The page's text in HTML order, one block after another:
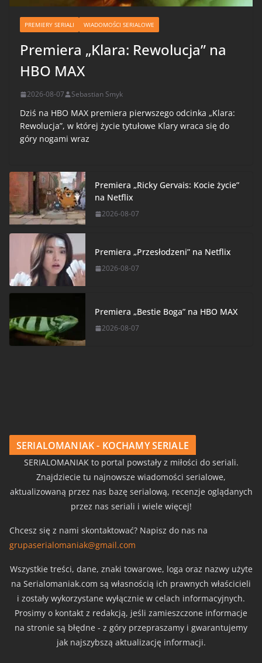
PREMIERY SERIALI WIADOMOŚCI SERIALOWE
Premiera „Klara: Rewolucja” na
HBO MAX
2026-08-07 Sebastian Smyk
Dziś na HBO MAX premiera pierwszego odcinka „Klara:
Rewolucja”, w której życie tytułowe Klary wraca się do
góry nogami wraz
Premiera „Ricky Gervais: Kocie życie”
na Netflix
2026-08-07
Premiera „Przesłodzeni” na Netflix
2026-08-07
Premiera „Bestie Boga” na HBO MAX
2026-08-07
SERIALOMANIAK - KOCHAMY SERIALE
SERIALOMANIAK to portal powstały z miłości do seriali.
Znajdziecie tu najnowsze wiadomości serialowe,
aktualizowaną przez nas bazę serialową, recenzje oglądanych
przez nas seriali i wiele więcej!
Chcesz się z nami skontaktować? Napisz do nas na
grupaserialomaniak@gmail.com
Wszystkie treści, dane, znaki towarowe, loga oraz nazwy użyte
na Serialomaniak.com są własnością ich prawnych właścicieli
i zostały wykorzystane wyłącznie w celach informacyjnych.
Prosimy o kontakt z redakcją, jeśli zamieszczone informacje
na stronie są błędne - z góry przepraszamy i gwarantujemy
jak najszybszą aktualizację informacji.